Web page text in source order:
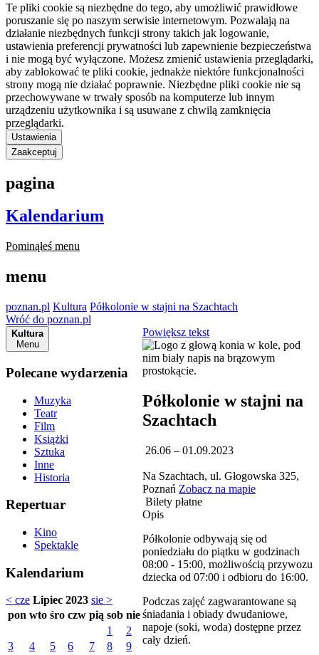
Te pliki cookie są niezbędne do tego, aby umożliwić prawidłowe
poruszanie się po naszym serwisie internetowym. Pozwalają na
działanie niezbędnych funkcji strony takich jak logowanie,
ustawienia preferencji prywatności lub zapewnienie bezpieczeństwa
i nie mogą być wyłączone. Możesz zmienić ustawienia przeglądarki,
aby zablokować te pliki cookie, jednakże niektóre funkcjonalności
strony mogą nie działać poprawnie. Niezbędne pliki cookie nie są
przechowywane w trwały sposób na komputerze lub innym
urządzeniu użytkownika i są usuwane z chwilą zamknięcia
przeglądarki.
Ustawienia
Zaakceptuj
pagina
Kalendarium
Pominąłeś menu
menu
poznan.pl Kultura Półkolonie w stajni na Szachtach
Wróć do poznan.pl
Kultura
Menu
Polecane wydarzenia
Muzyka
Teatr
Film
Książki
Sztuka
Inne
Historia
Repertuar
Kino
Spektakle
Kalendarium
< cze Lipiec 2023 sie >
pon wto śro czw pią sob nie
1
2
3
4 5 6 7 8
9
Powiększ tekst
Półkolonie w stajni na
Szachtach
26.06 – 01.09.2023
Na Szachtach, ul. Głogowska 325,
Poznań Zobacz na mapie
Bilety płatne
Opis
Półkolonie odbywają się od
poniedziału do piątku w godzinach
08:00 - 15:00, możliwością przywozu
dziecka od 07:00 i odbioru do 16:00.
Podczas zajęć zagwarantowane są
śniadania i obiady dwudaniowe,
napoje (soki, woda) dostępne przez
cały dzień.